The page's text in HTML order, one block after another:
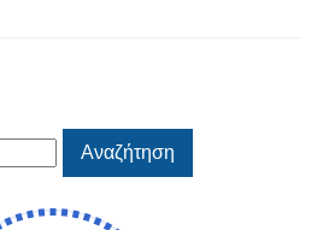
Αναζήτηση